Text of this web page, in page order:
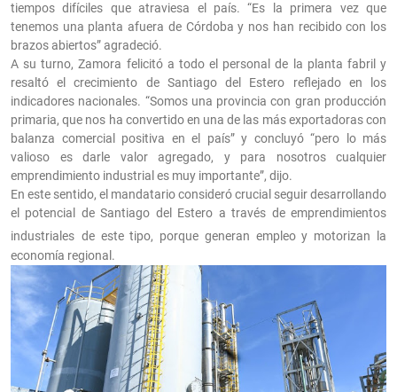
tiempos difíciles que atraviesa el país. “Es la primera vez que
tenemos una planta afuera de Córdoba y nos han recibido con los
brazos abiertos” agradeció.
A su turno, Zamora felicitó a todo el personal de la planta fabril y
resaltó el crecimiento de Santiago del Estero reflejado en los
indicadores nacionales. “Somos una provincia con gran producción
primaria, que nos ha convertido en una de las más exportadoras con
balanza comercial positiva en el país” y concluyó “pero lo más
valioso es darle valor agregado, y para nosotros cualquier
emprendimiento industrial es muy importante”, dijo.
En este sentido, el mandatario consideró crucial seguir desarrollando
el potencial de Santiago del Estero a través de emprendimientos
industriales de este tipo, porque generan empleo y motorizan la
economía regional.